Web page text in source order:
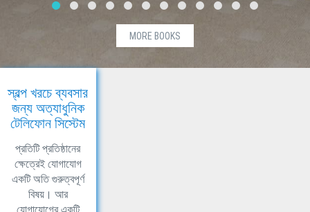
MORE BOOKS
স্বল্প খরচে ব্যবসার
জন্য অত্যাধুনিক
টেলিফোন সিস্টেম
প্রতিটি প্রতিষ্ঠানের
ক্ষেত্রেই যোগাযোগ
একটি অতি গুরুত্বপূর্ণ
বিষয়। আর